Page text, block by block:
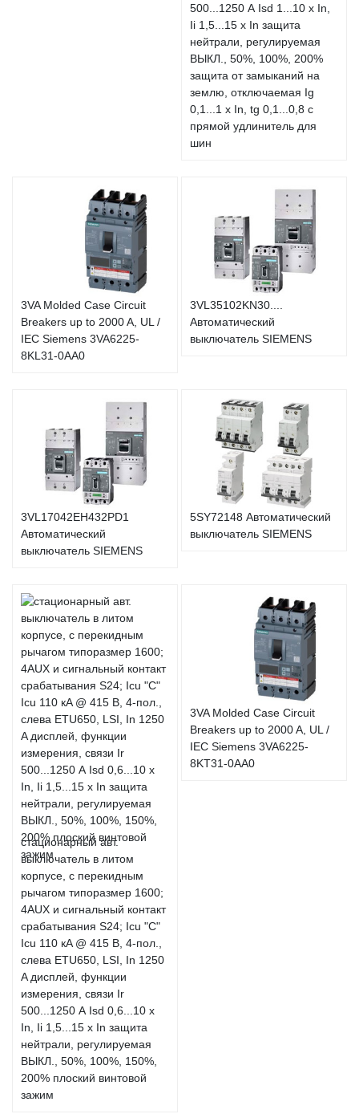
500...1250 А Isd 1...10 x In,
Ii 1,5...15 x In защита
нейтрали, регулируемая
ВЫКЛ., 50%, 100%, 200%
защита от замыканий на
землю, отключаемая Ig
0,1...1 x In, tg 0,1...0,8 с
прямой удлинитель для
шин
3VA Molded Case Circuit
Breakers up to 2000 A, UL /
IEC Siemens 3VA6225-
8KL31-0AA0
3VL35102KN30....
Автоматический
выключатель SIEMENS
3VL17042EH432PD1
Автоматический
выключатель SIEMENS
5SY72148 Автоматический
выключатель SIEMENS
стационарный авт.
выключатель в литом
корпусе, с перекидным
рычагом типоразмер 1600;
4AUX и сигнальный контакт
срабатывания S24; Icu "C"
Icu 110 кA @ 415 В, 4-пол.,
слева ETU650, LSI, In 1250
A дисплей, функции
измерения, связи Ir
500...1250 А Isd 0,6...10 x
In, Ii 1,5...15 x In защита
нейтрали, регулируемая
ВЫКЛ., 50%, 100%, 150%,
200% плоский винтовой
зажим
3VA Molded Case Circuit
Breakers up to 2000 A, UL /
IEC Siemens 3VA6225-
8KT31-0AA0